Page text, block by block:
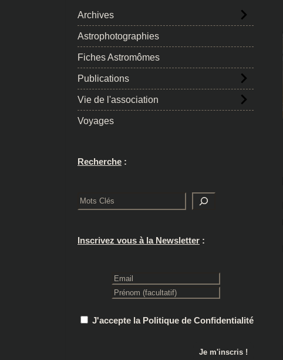
Archives
Astrophotographies
Fiches Astromômes
Publications
Vie de l'association
Voyages
Recherche :
Rechercher
Inscrivez vous à la Newsletter :
J'accepte la Politique de Confidentialité